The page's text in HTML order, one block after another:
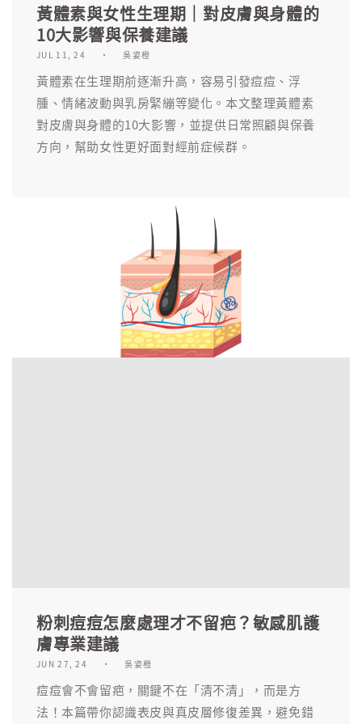
黃體素與女性生理期｜對皮膚與身體的
10大影響與保養建議
JUL 11, 24 吳姿橙
黃體素在生理期前逐漸升高，容易引發痘痘、浮
腫、情緒波動與乳房緊繃等變化。本文整理黃體素
對皮膚與身體的10大影響，並提供日常照顧與保養
方向，幫助女性更好面對經前症候群。
粉刺痘痘怎麼處理才不留疤？敏感肌護
膚專業建議
JUN 27, 24 吳姿橙
痘痘會不會留疤，關鍵不在「清不清」，而是方
法！本篇帶你認識表皮與真皮層修復差異，避免錯